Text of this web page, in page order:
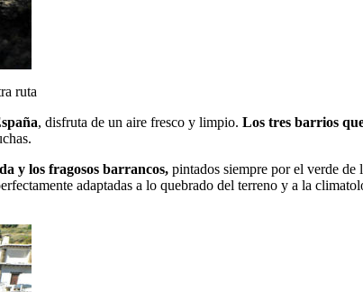
ruta
, disfruta de un aire fresco y limpio. Los tres barrios
y los fragosos barrancos, pintados siempre por el verde de
adaptadas a lo quebrado del terreno y a la